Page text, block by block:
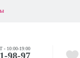
- 10:00-19:00
98-97